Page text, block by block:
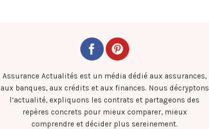
Assurance Actualités est un média dédié aux assurances,
aux banques, aux crédits et aux finances. Nous décryptons
l’actualité, expliquons les contrats et partageons des
repères concrets pour mieux comparer, mieux
comprendre et décider plus sereinement.